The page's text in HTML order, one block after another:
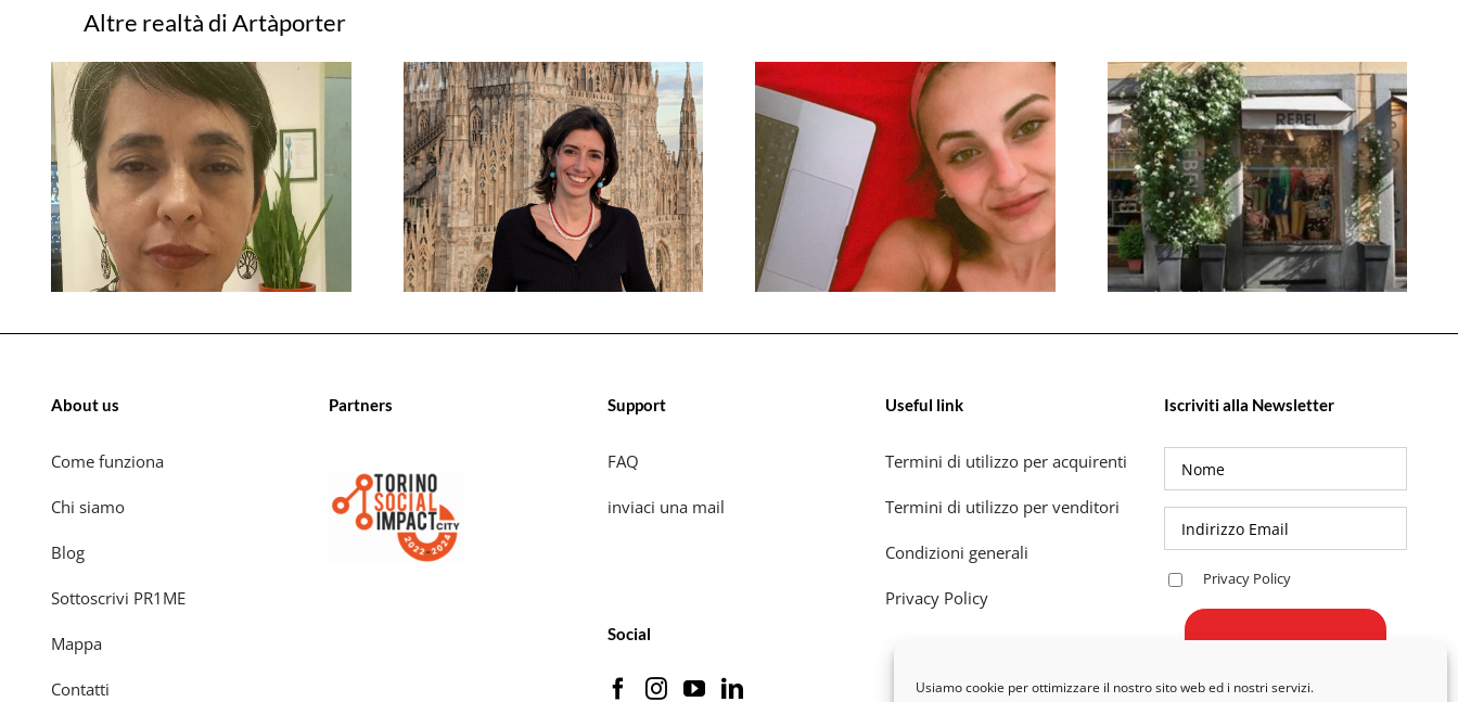
Usiamo cookie per ottimizzare il nostro sito web ed i nostri servizi.
Progetti correlati
About us
Come funziona
Chi siamo
Blog
Sottoscrivi PR1ME
Mappa
Contatti
Partners Support
FAQ
inviaci una mail
Social
Useful link
Termini di utilizzo per acquirenti
Termini di utilizzo per venditori
Condizioni generali
Privacy Policy
Iscriviti alla Newsletter
Privacy Policy